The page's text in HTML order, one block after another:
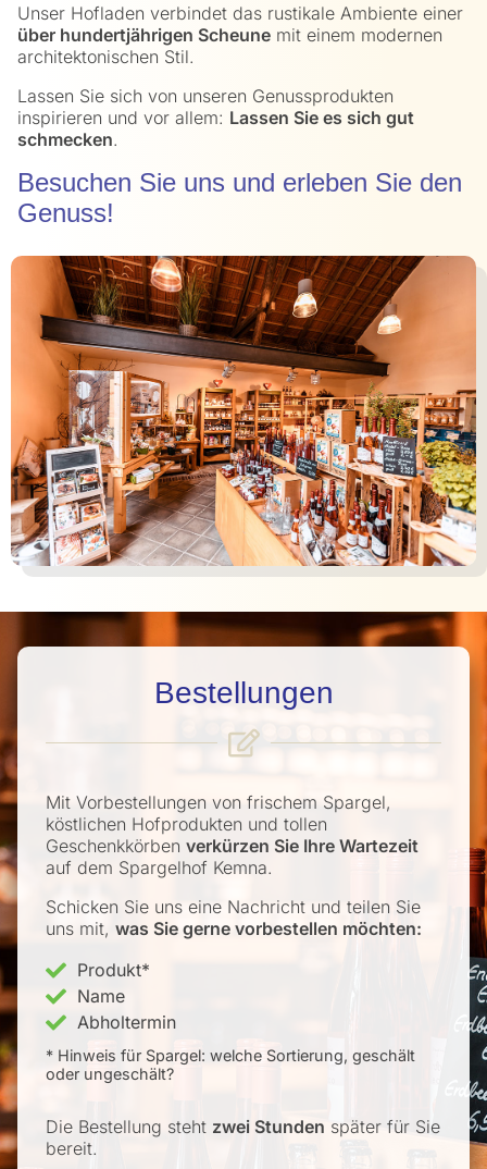
Unser Hofladen verbindet das rustikale Ambiente einer
über hundertjährigen Scheune mit einem modernen
architektonischen Stil.
Lassen Sie sich von unseren Genussprodukten
inspirieren und vor allem: Lassen Sie es sich gut
schmecken.
Besuchen Sie uns und erleben Sie den
Genuss!
Bestellungen
Mit Vorbestellungen von frischem Spargel,
köstlichen Hofprodukten und tollen
Geschenkkörben verkürzen Sie Ihre Wartezeit
auf dem Spargelhof Kemna.
Schicken Sie uns eine Nachricht und teilen Sie
uns mit, was Sie gerne vorbestellen möchten:
Produkt*
Name
Abholtermin
* Hinweis für Spargel: welche Sortierung, geschält
oder ungeschält?
Die Bestellung steht zwei Stunden später für Sie
bereit.